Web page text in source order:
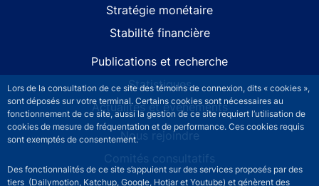
Lors de la consultation de ce site des témoins de connexion, dits « cookies »,
sont déposés sur votre terminal. Certains cookies sont nécessaires au
fonctionnement de ce site, aussi la gestion de ce site requiert l’utilisation de
cookies de mesure de fréquentation et de performance. Ces cookies requis
sont exemptés de consentement.
Des fonctionnalités de ce site s’appuient sur des services proposés par des
tiers (Dailymotion, Katchup, Google, Hotjar et Youtube) et génèrent des
Stratégie monétaire
Stabilité financière
Publications et recherche
Statistiques
Actualités et événements
Nous rejoindre
Comités consultatifs